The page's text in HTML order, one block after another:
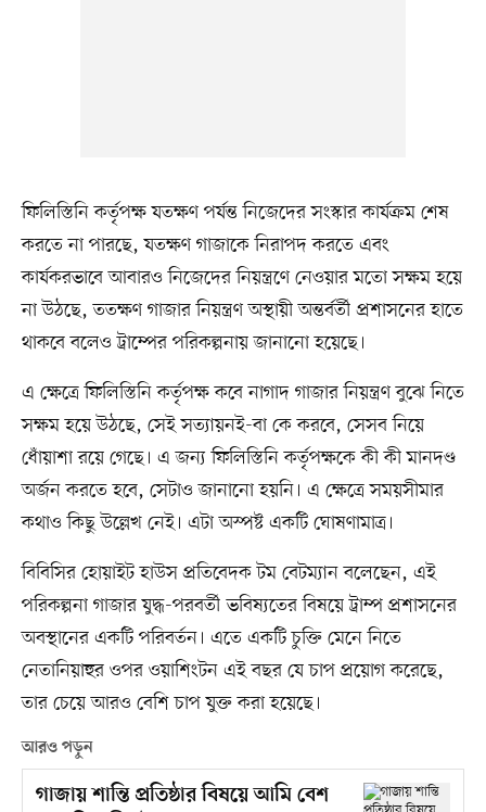
ফিলিস্তিনি কর্তৃপক্ষ যতক্ষণ পর্যন্ত নিজেদের সংস্কার কার্যক্রম শেষ
করতে না পারছে, যতক্ষণ গাজাকে নিরাপদ করতে এবং
কার্যকরভাবে আবারও নিজেদের নিয়ন্ত্রণে নেওয়ার মতো সক্ষম হয়ে
না উঠছে, ততক্ষণ গাজার নিয়ন্ত্রণ অস্থায়ী অন্তর্বর্তী প্রশাসনের হাতে
থাকবে বলেও ট্রাম্পের পরিকল্পনায় জানানো হয়েছে।
এ ক্ষেত্রে ফিলিস্তিনি কর্তৃপক্ষ কবে নাগাদ গাজার নিয়ন্ত্রণ বুঝে নিতে
সক্ষম হয়ে উঠছে, সেই সত্যায়নই-বা কে করবে, সেসব নিয়ে
ধোঁয়াশা রয়ে গেছে। এ জন্য ফিলিস্তিনি কর্তৃপক্ষকে কী কী মানদণ্ড
অর্জন করতে হবে, সেটাও জানানো হয়নি। এ ক্ষেত্রে সময়সীমার
কথাও কিছু উল্লেখ নেই। এটা অস্পষ্ট একটি ঘোষণামাত্র।
বিবিসির হোয়াইট হাউস প্রতিবেদক টম বেটম্যান বলেছেন, এই
পরিকল্পনা গাজার যুদ্ধ-পরবর্তী ভবিষ্যতের বিষয়ে ট্রাম্প প্রশাসনের
অবস্থানের একটি পরিবর্তন। এতে একটি চুক্তি মেনে নিতে
নেতানিয়াহুর ওপর ওয়াশিংটন এই বছর যে চাপ প্রয়োগ করেছে,
তার চেয়ে আরও বেশি চাপ যুক্ত করা হয়েছে।
আরও পড়ুন
গাজায় শান্তি প্রতিষ্ঠার বিষয়ে আমি বেশ